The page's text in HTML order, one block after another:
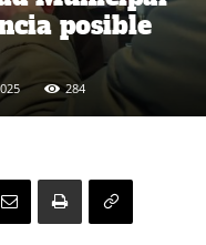
posible
284